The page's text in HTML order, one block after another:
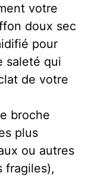
votre
doux sec
pour
saleté qui
de votre
broche
plus
ou autres
fragiles),